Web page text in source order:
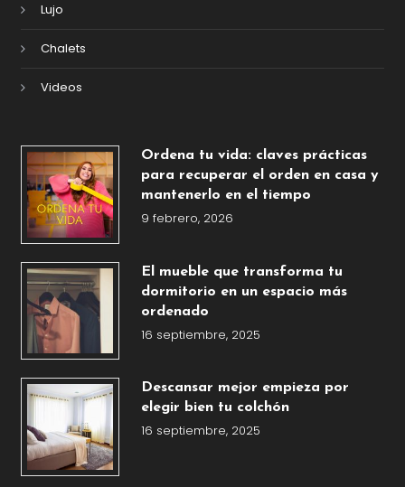
Lujo
Chalets
Videos
Ordena tu vida: claves prácticas
para recuperar el orden en casa y
mantenerlo en el tiempo
9 febrero, 2026
El mueble que transforma tu
dormitorio en un espacio más
ordenado
16 septiembre, 2025
Descansar mejor empieza por
elegir bien tu colchón
16 septiembre, 2025